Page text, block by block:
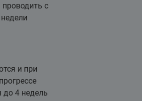
проводить с
и при
до 4 недель